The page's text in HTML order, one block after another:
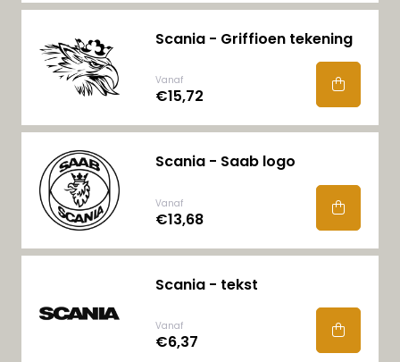
Scania - Griffioen tekening
Vanaf
€15,72
Scania - Saab logo
Vanaf
€13,68
Scania - tekst
Vanaf
€6,37